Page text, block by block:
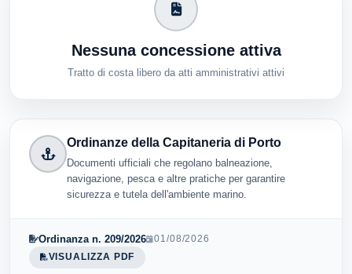
Nessuna concessione attiva
Tratto di costa libero da atti amministrativi attivi
Ordinanze della Capitaneria di Porto
Documenti ufficiali che regolano balneazione,
navigazione, pesca e altre pratiche per garantire
sicurezza e tutela dell'ambiente marino.
Ordinanza n. 209/2026
01/08/2026
VISUALIZZA PDF